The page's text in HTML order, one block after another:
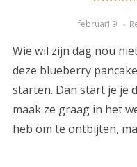
februari 9
Wie wil zijn dag nou
deze blueberry
starten. Dan start je je
maak ze graag in het
heb om te ontbijten,